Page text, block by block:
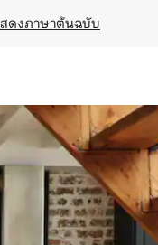
ดงภาษาต้นฉบับ